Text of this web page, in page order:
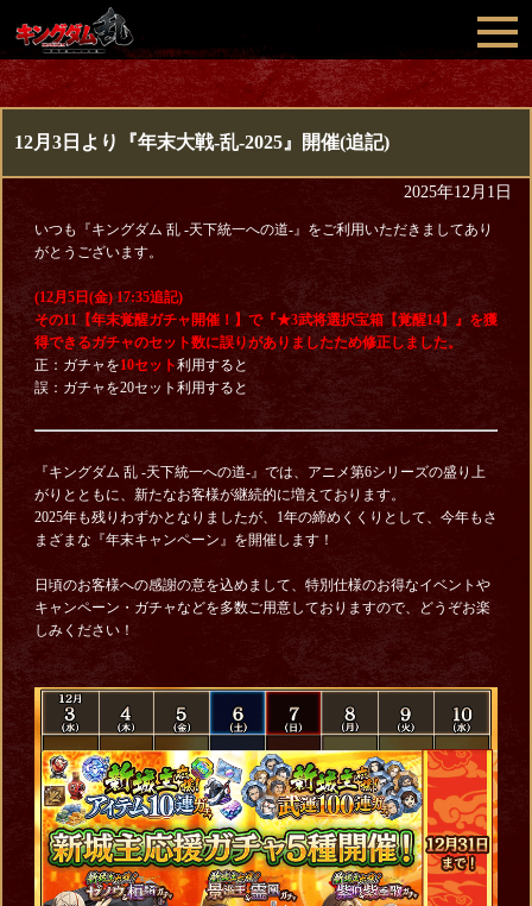
12月3日より『年末大戦-乱-2025』開催(追記)
2025年12月1日
いつも『キングダム 乱 -天下統一への道-』をご利用いただきましてあり
がとうございます。
(12月5日(金) 17:35追記)
その11【年末覚醒ガチャ開催！】で『★3武将選択宝箱【覚醒14】』を獲
得できるガチャのセット数に誤りがありましたため修正しました。
正：ガチャを10セット利用すると
誤：ガチャを20セット利用すると
『キングダム 乱 -天下統一への道-』では、アニメ第6シリーズの盛り上
がりとともに、新たなお客様が継続的に増えております。
2025年も残りわずかとなりましたが、1年の締めくくりとして、今年もさ
まざまな『年末キャンペーン』を開催します！
日頃のお客様への感謝の意を込めまして、特別仕様のお得なイベントや
キャンペーン・ガチャなどを多数ご用意しておりますので、どうぞお楽
しみください！